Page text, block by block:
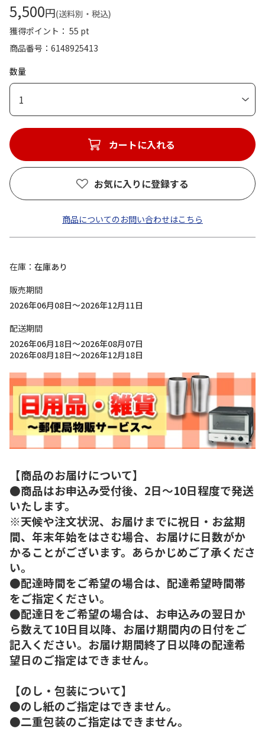
5,500円(送料別・税込)
獲得ポイント： 55 pt
商品番号
6148925413
数量
1
カートに入れる
お気に入りに登録する
商品についてのお問い合わせはこちら
在庫
在庫あり
販売期間
2026年06月08日～2026年12月11日
配送期間
2026年06月18日～2026年08月07日
2026年08月18日～2026年12月18日
【商品のお届けについて】
●商品はお申込み受付後、2日～10日程度で発送
いたします。
※天候や注文状況、お届けまでに祝日・お盆期
間、年末年始をはさむ場合、お届けに日数がか
かることがございます。あらかじめご了承くださ
い。
●配達時間をご希望の場合は、配達希望時間帯
をご指定ください。
●配達日をご希望の場合は、お申込みの翌日か
ら数えて10日目以降、お届け期間内の日付をご
記入ください。お届け期間終了日以降の配達希
望日のご指定はできません。
【のし・包装について】
●のし紙のご指定はできません。
●二重包装のご指定はできません。